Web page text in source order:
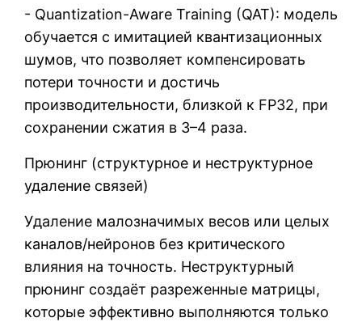
- Quantization-Aware Training (QAT): модель
обучается с имитацией квантизационных
шумов, что позволяет компенсировать
потери точности и достичь
производительности, близкой к FP32, при
сохранении сжатия в 3–4 раза.
Прюнинг (структурное и неструктурное
удаление связей)
Удаление малозначимых весов или целых
каналов/нейронов без критического
влияния на точность. Неструктурный
прюнинг создаёт разреженные матрицы,
которые эффективно выполняются только